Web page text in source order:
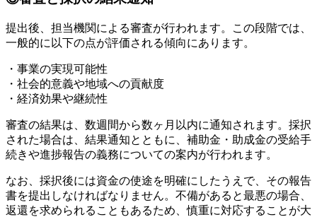
提出後、担当機関による審査が行われます。この段階では、
一般的に以下の点が評価される傾向にあります。
・事業の実現可能性
・社会的意義や地域への貢献度
・経済効果や継続性
審査の結果は、数週間から数ヶ月以内に通知されます。採択
された場合は、結果通知とともに、補助金・助成金の受給手
続きや進捗報告の義務についての案内が行われます。
なお、採択後には資金の使途を明確にしたうえで、その報告
書を提出しなければなりません。不備があると最悪の場合、
返還を求められることもあるため、慎重に対応することが大